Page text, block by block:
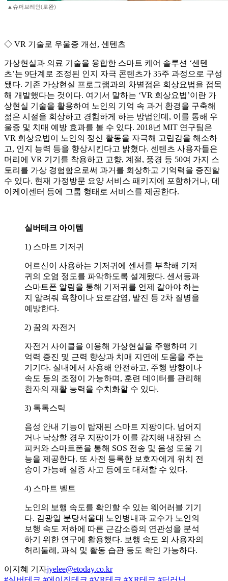
▲슈퍼브레인(로완)
◇ VR 기술로 우울증 개선, 센텐츠
가상현실과 의료 기술을 융합한 스마트 케어 솔루션 ‘센텐
츠’는 9단계로 조정된 인지 자극 콘텐츠가 35주 과정으로 구성
됐다. 기존 가상현실 프로그램과의 차별점은 회상요법을 접목
해 개발했다는 것이다. 여기서 말하는 ‘VR 회상요법’이란 가
상현실 기술을 활용하여 노인의 기억 속 과거 환경을 구축해
젊은 시절을 회상하고 경험하게 하는 방법인데, 이를 통해 우
울증 및 치매 예방 효과를 볼 수 있다. 2018년 MIT 연구팀은
VR 회상요법이 노인의 정신 활동을 자극해 고립감을 해소하
고, 인지 능력 등을 향상시킨다고 밝혔다. 센텐츠 사용자들은
머리에 VR 기기를 착용하고 고향, 계절, 풍경 등 50여 가지 스
토리를 가상 경험함으로써 과거를 회상하고 기억력을 증진할
수 있다. 현재 가정방문 요양 서비스 패키지에 포함하거나, 데
이케이센터 등에 그룹 형태로 서비스를 제공한다.
실버테크 아이템
1) 스마트 기저귀
어르신이 사용하는 기저귀에 센서를 부착해 기저
귀의 오염 정도를 파악하도록 설계됐다. 센서등과
스마트폰 알림을 통해 기저귀를 언제 갈아야 하는
지 알려줘 욕창이나 요로감염, 발진 등 2차 질병을
예방한다.
2) 꿈의 자전거
자전거 사이클을 이용해 가상현실을 주행하며 기
억력 증진 및 근력 향상과 치매 지연에 도움을 주는
기기다. 실내에서 사용해 안전하고, 주행 방향이나
속도 등의 조정이 가능하며, 훈련 데이터를 관리해
환자의 재활 능력을 수치화할 수 있다.
3) 톡톡스틱
음성 안내 기능이 탑재된 스마트 지팡이다. 넘어지
거나 낙상할 경우 지팡이가 이를 감지해 내장된 스
피커와 스마트폰을 통해 SOS 전송 및 음성 도움 기
능을 제공한다. 또 사전 등록한 보호자에게 위치 전
송이 가능해 실종 사고 등에도 대처할 수 있다.
4) 스마트 벨트
노인의 보행 속도를 확인할 수 있는 웨어러블 기기
다. 김광일 분당서울대 노인병내과 교수가 노인의
보행 속도 저하에 따른 근감소증의 연관성을 분석
하기 위한 연구에 활용했다. 보행 속도 외 사용자의
허리둘레, 과식 및 활동 습관 등도 확인 가능하다.
이지혜 기자jyelee@etoday.co.kr